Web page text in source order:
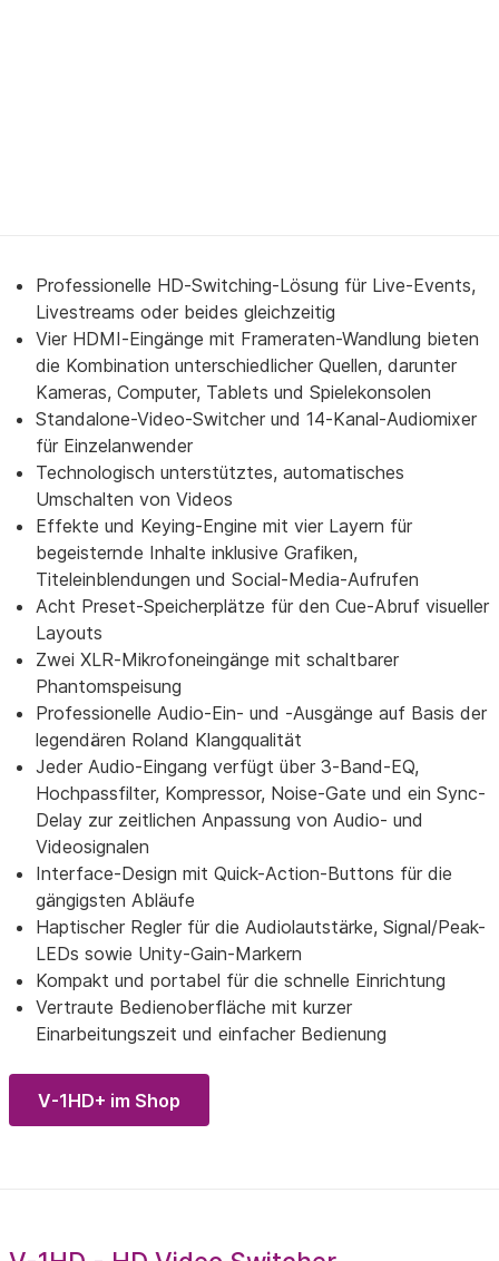
Professionelle HD-Switching-Lösung für Live-Events,
Livestreams oder beides gleichzeitig
Vier HDMI-Eingänge mit Frameraten-Wandlung bieten
die Kombination unterschiedlicher Quellen, darunter
Kameras, Computer, Tablets und Spielekonsolen
Standalone-Video-Switcher und 14-Kanal-Audiomixer
für Einzelanwender
Technologisch unterstütztes, automatisches
Umschalten von Videos
Effekte und Keying-Engine mit vier Layern für
begeisternde Inhalte inklusive Grafiken,
Titeleinblendungen und Social-Media-Aufrufen
Acht Preset-Speicherplätze für den Cue-Abruf visueller
Layouts
Zwei XLR-Mikrofoneingänge mit schaltbarer
Phantomspeisung
Professionelle Audio-Ein- und -Ausgänge auf Basis der
legendären Roland Klangqualität
Jeder Audio-Eingang verfügt über 3-Band-EQ,
Hochpassfilter, Kompressor, Noise-Gate und ein Sync-
Delay zur zeitlichen Anpassung von Audio- und
Videosignalen
Interface-Design mit Quick-Action-Buttons für die
gängigsten Abläufe
Haptischer Regler für die Audiolautstärke, Signal/Peak-
LEDs sowie Unity-Gain-Markern
Kompakt und portabel für die schnelle Einrichtung
Vertraute Bedienoberfläche mit kurzer
Einarbeitungszeit und einfacher Bedienung
V-1HD+ im Shop